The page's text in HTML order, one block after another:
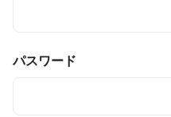
パスワード